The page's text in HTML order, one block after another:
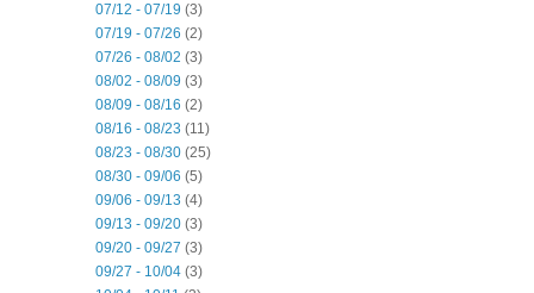
07/12 - 07/19 (3)
07/19 - 07/26 (2)
07/26 - 08/02 (3)
08/02 - 08/09 (3)
08/09 - 08/16 (2)
08/16 - 08/23 (11)
08/23 - 08/30 (25)
08/30 - 09/06 (5)
09/06 - 09/13 (4)
09/13 - 09/20 (3)
09/20 - 09/27 (3)
09/27 - 10/04 (3)